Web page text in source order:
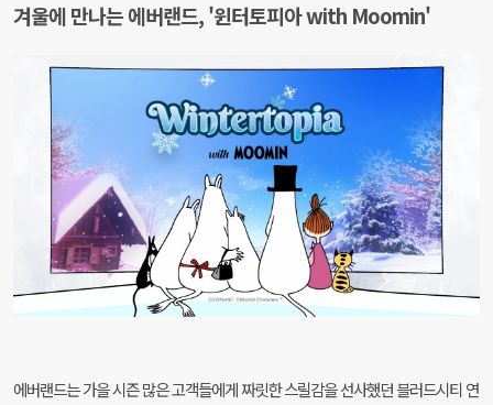
겨울에 만나는 에버랜드, '윈터토피아 with Moomin'
에버랜드는 가을 시즌 많은 고객들에게 짜릿한 스릴감을 선사했던 블러드시티 연